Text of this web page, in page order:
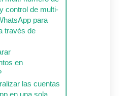
del multi-número de
y control de multi-
en WhatsApp para